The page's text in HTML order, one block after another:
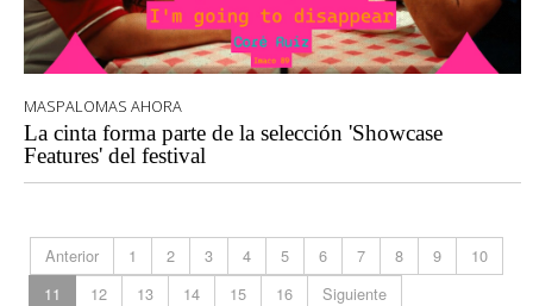
MASPALOMAS AHORA
La cinta forma parte de la selección 'Showcase
Features' del festival
Anterior 1 2 3 4 5 6 7 8 9
10
11
12 13 14 15 16 Siguiente